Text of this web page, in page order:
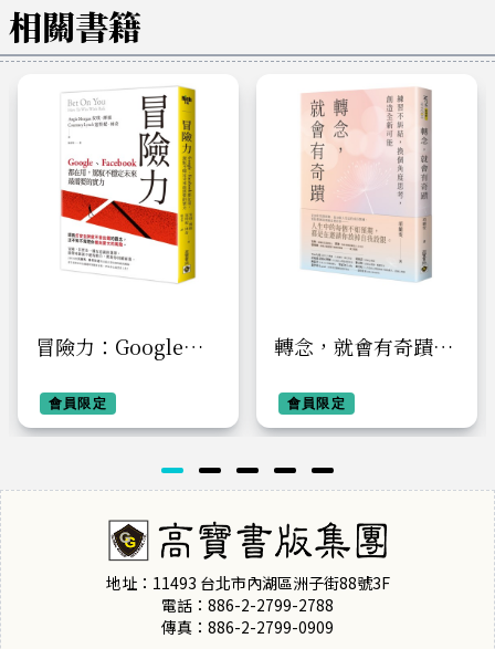
相關書籍
冒險力：Google、
駕馭不穩定未來最需
要的實力
會員限定
轉念，就會有奇蹟：
度思考，創造全新可
能
會員限定
地址：11493 台北市內湖區洲子街88號3F
電話：886-2-2799-2788
傳真：886-2-2799-0909